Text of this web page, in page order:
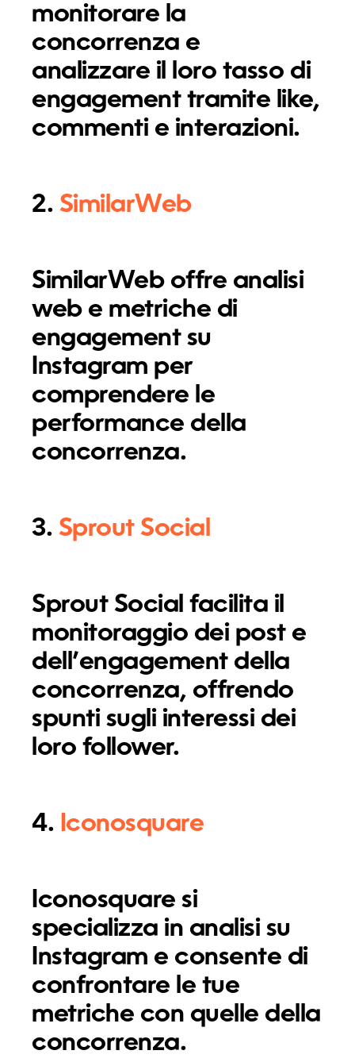
monitorare la
concorrenza e
analizzare il loro tasso di
engagement tramite like,
commenti e interazioni.
2. SimilarWeb
SimilarWeb offre analisi
web e metriche di
engagement su
Instagram per
comprendere le
performance della
concorrenza.
3. Sprout Social
Sprout Social facilita il
monitoraggio dei post e
dell’engagement della
concorrenza, offrendo
spunti sugli interessi dei
loro follower.
4. Iconosquare
Iconosquare si
specializza in analisi su
Instagram e consente di
confrontare le tue
metriche con quelle della
concorrenza.